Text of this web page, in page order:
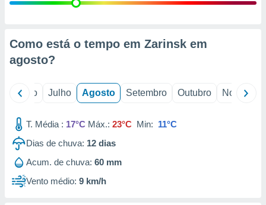
estudos
1199
Como está o tempo em Zarinsk em
agosto?
Junho Julho Agosto Setembro Outubro Novembro
T. Média : 17°C Máx.: 23°C Min: 11°C
Dias de chuva: 12 dias
Acum. de chuva: 60 mm
Vento médio: 9 km/h